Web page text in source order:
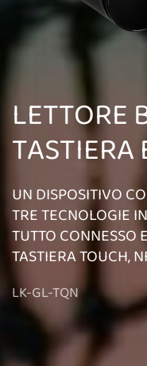
LETTORE
TASTIERA
UN DISPOSITIVO
TRE TECNOLOGIE
TUTTO CONNESSO
TASTIERA TOUCH,
LK-GL-TQN